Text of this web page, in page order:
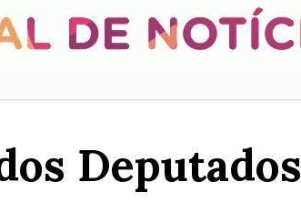
Deputados